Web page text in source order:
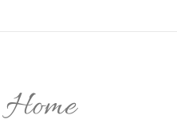
Home